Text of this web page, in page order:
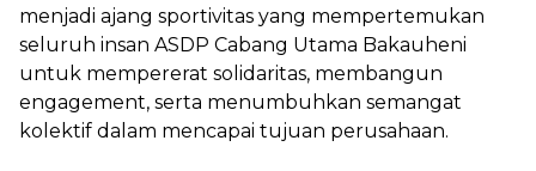
menjadi ajang sportivitas yang mempertemukan
seluruh insan ASDP Cabang Utama Bakauheni
untuk mempererat solidaritas, membangun
engagement, serta menumbuhkan semangat
kolektif dalam mencapai tujuan perusahaan.